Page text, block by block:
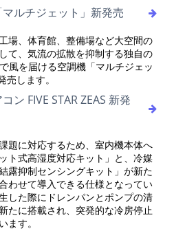
ルチジェット」新発売
場、体育館、整備場など大空間の
て、気流の拡散を抑制する独自の
風を届ける空調機「マルチジェッ
売します。
ン FIVE STAR ZEAS 新発
題に対応するため、室内機本体へ
ト式高湿度対応キット」と、冷媒
露抑制センシングキット」が新た
わせて導入できる仕様となってい
した際にドレンパンとポンプの清
たに搭載され、突発的な冷房停止
ます。